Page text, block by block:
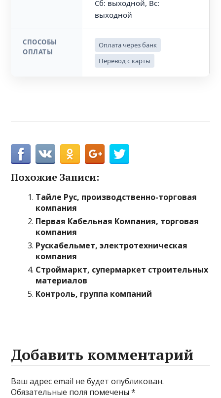
Сб: выходной, Вс:
выходной
СПОСОБЫ
ОПЛАТЫ
Оплата через банк
Перевод с карты
Похожие Записи:
Тайле Рус, производственно-торговая
компания
Первая Кабельная Компания, торговая
компания
Рускабельмет, электротехническая
компания
Строймаркт, супермаркет строительных
материалов
Контроль, группа компаний
Добавить комментарий
Ваш адрес email не будет опубликован.
Обязательные поля помечены*